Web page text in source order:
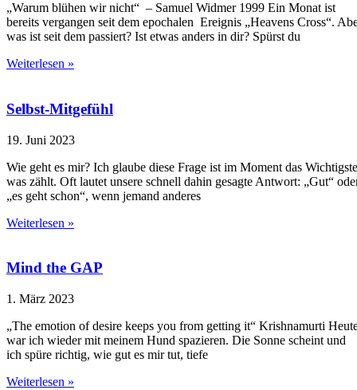
„Warum blühen wir nicht“ – Samuel Widmer 1999 Ein Monat ist
bereits vergangen seit dem epochalen Ereignis „Heavens Cross“.
was ist seit dem passiert? Ist etwas anders in dir? Spürst du
Weiterlesen »
Selbst-Mitgefühl
19. Juni 2023
Wie geht es mir? Ich glaube diese Frage ist im Moment das
was zählt. Oft lautet unsere schnell dahin gesagte Antwort: „Gut“
„es geht schon“, wenn jemand anderes
Weiterlesen »
Mind the GAP
1. März 2023
„The emotion of desire keeps you from getting it“ Krishnamurti
war ich wieder mit meinem Hund spazieren. Die Sonne scheint und
ich spüre richtig, wie gut es mir tut, tiefe
Weiterlesen »